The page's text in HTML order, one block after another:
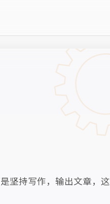
坚持写作，输出文章，这